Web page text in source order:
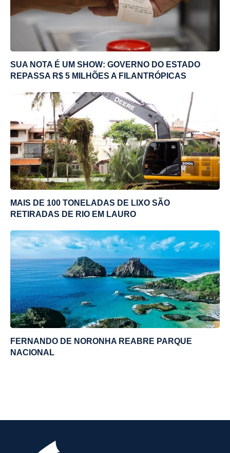
SUA NOTA É UM SHOW: GOVERNO DO ESTADO
REPASSA R$ 5 MILHÕES A FILANTRÓPICAS
MAIS DE 100 TONELADAS DE LIXO SÃO
RETIRADAS DE RIO EM LAURO
FERNANDO DE NORONHA REABRE PARQUE
NACIONAL